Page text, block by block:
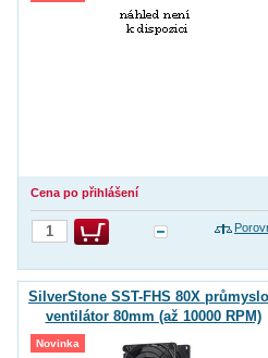
Cena po přihlášení
SilverStone SST-FHS 80X
ventilátor 80mm (až 10000 RPM)
Novinka